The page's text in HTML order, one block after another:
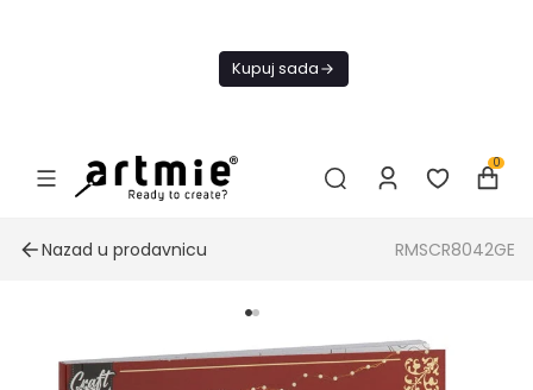
Kupuj sada
0
Nazad u prodavnicu RMSCR8042GE